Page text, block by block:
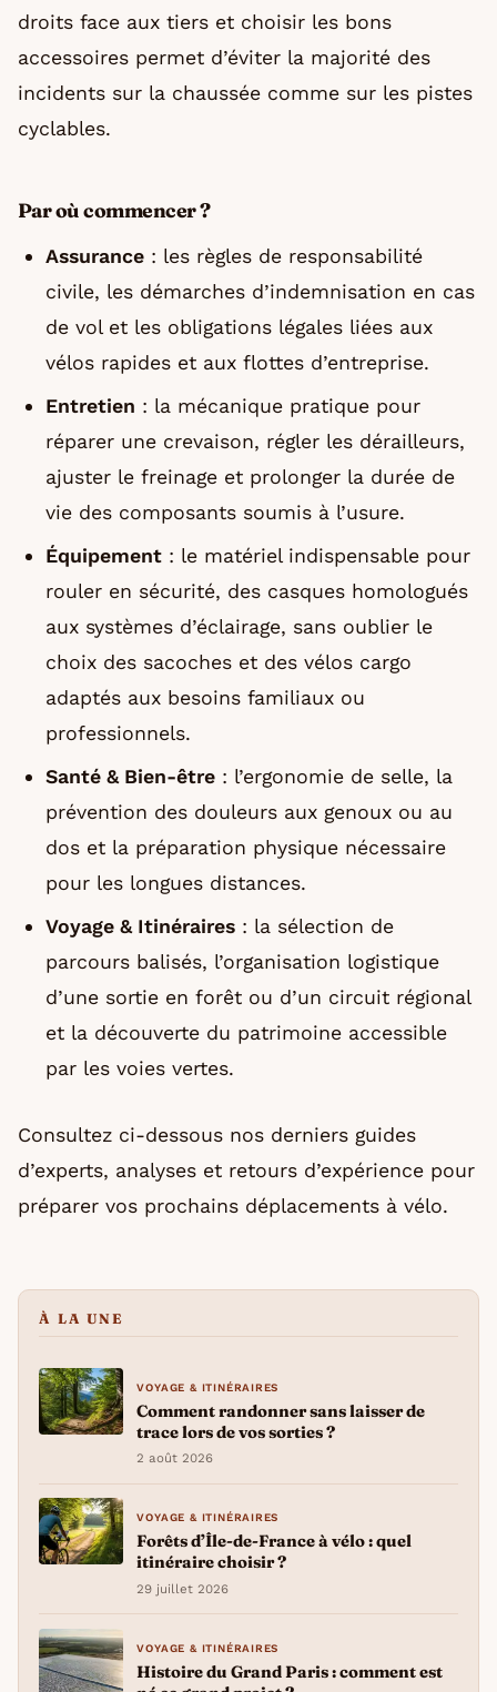
droits face aux tiers et choisir les bons
accessoires permet d’éviter la majorité des
incidents sur la chaussée comme sur les pistes
cyclables.
Par où commencer ?
Assurance: les règles de responsabilité
civile, les démarches d’indemnisation en cas
de vol et les obligations légales liées aux
vélos rapides et aux flottes d’entreprise.
Entretien : la mécanique pratique pour
réparer une crevaison, régler les dérailleurs,
ajuster le freinage et prolonger la durée de
vie des composants soumis à l’usure.
Équipement: le matériel indispensable pour
rouler en sécurité, des casques homologués
aux systèmes d’éclairage, sans oublier le
choix des sacoches et des vélos cargo
adaptés aux besoins familiaux ou
professionnels.
Santé & Bien-être: l’ergonomie de selle, la
prévention des douleurs aux genoux ou au
dos et la préparation physique nécessaire
pour les longues distances.
Voyage & Itinéraires: la sélection de
parcours balisés, l’organisation logistique
d’une sortie en forêt ou d’un circuit régional
et la découverte du patrimoine accessible
par les voies vertes.
Consultez ci-dessous nos derniers guides
d’experts, analyses et retours d’expérience pour
préparer vos prochains déplacements à vélo.
À LA UNE
VOYAGE & ITINÉRAIRES
Comment randonner sans laisser de
trace lors de vos sorties ?
2 août 2026
VOYAGE & ITINÉRAIRES
Forêts d’Île-de-France à vélo : quel
itinéraire choisir ?
29 juillet 2026
VOYAGE & ITINÉRAIRES
Histoire du Grand Paris : comment est